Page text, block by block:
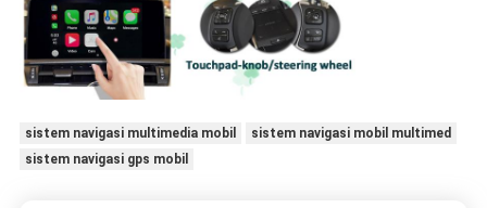
sistem navigasi multimedia mobil
sistem navigasi mobil multimed
sistem navigasi gps mobil